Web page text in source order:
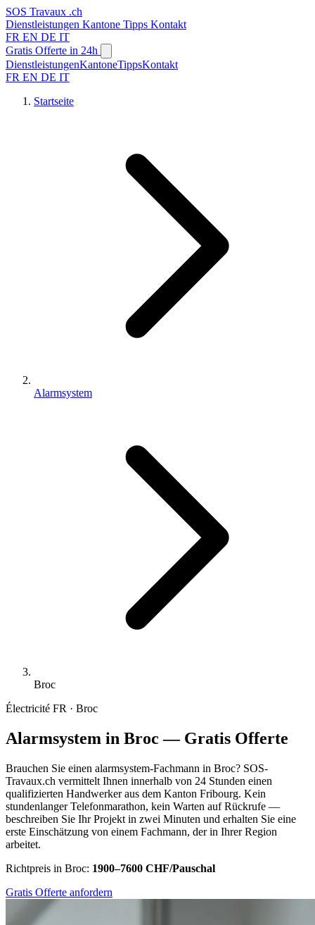
SOS Travaux .ch
Dienstleistungen Kantone Tipps Kontakt
FR EN DE IT
Gratis Offerte in 24h
DienstleistungenKantoneTippsKontakt
FR EN DE IT
Startseite
Alarmsystem
Broc
Électricité FR · Broc
Alarmsystem in Broc — Gratis Offerte
Brauchen Sie einen alarmsystem-Fachmann in Broc? SOS-
Travaux.ch vermittelt Ihnen innerhalb von 24 Stunden einen
qualifizierten Handwerker aus dem Kanton Fribourg. Kein
stundenlanger Telefonmarathon, kein Warten auf Rückrufe —
beschreiben Sie Ihr Projekt in zwei Minuten und erhalten Sie eine
erste Einschätzung von einem Fachmann, der in Ihrer Region
arbeitet.
Richtpreis in Broc: 1900–7600 CHF/Pauschal
Gratis Offerte anfordern